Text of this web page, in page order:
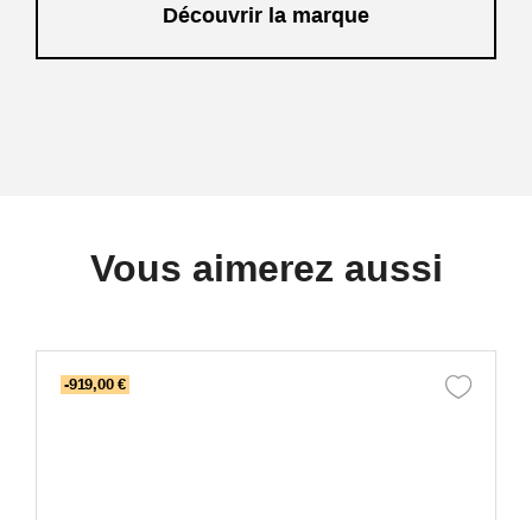
Découvrir la marque
Vous aimerez aussi
-919,00 €